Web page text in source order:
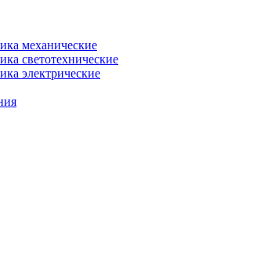
механические
светотехнические
электрические